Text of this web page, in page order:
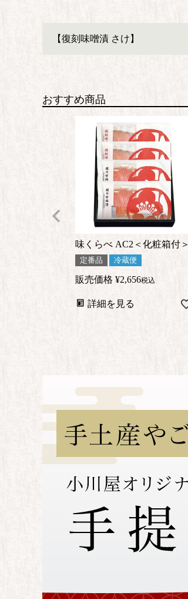
【復刻味噌漬 さけ】
おすすめ商品
味くらべ AC2＜化粧箱付＞
定番品 冷蔵便
販売価格 ¥2,656税込
詳細を見る